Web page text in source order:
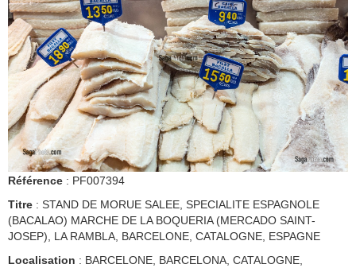
Référence : PF007394
Titre : STAND DE MORUE SALEE, SPECIALITE ESPAGNOLE
(BACALAO) MARCHE DE LA BOQUERIA (MERCADO SAINT-
JOSEP), LA RAMBLA, BARCELONE, CATALOGNE, ESPAGNE
Localisation : BARCELONE, BARCELONA, CATALOGNE,